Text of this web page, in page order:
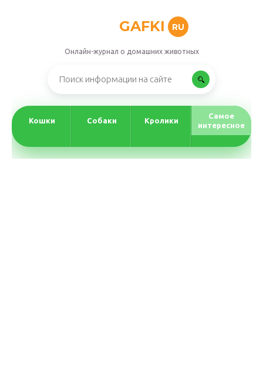
GAFKI RU
Онлайн-журнал о домашних животных
Кошки Собаки Кролики
Самое
интересное